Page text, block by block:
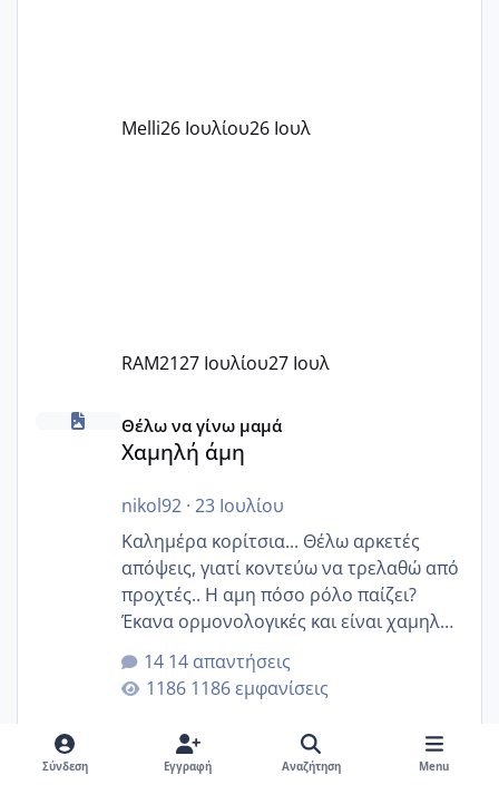
Εγώ πήγα σε έναν ιδιωτικό παιδικό στ
Melli26 Ιουλίου26 Ιουλ
RAM2127 Ιουλίου27 Ιουλ
Χαμηλή άμη
Θέλω να γίνω μαμά
Χαμηλή άμη
nikol92· 23 Ιουλίου
Καλημέρα κορίτσια... Θέλω αρκετές
απόψεις, γιατί κοντεύω να τρελαθώ από
προχτές.. Η αμη πόσο ρόλο παίζει?
Έκανα ορμονολογικές και είναι χαμηλή
για την ηλικία μου.. Είχα ήδη μια
εγκυμοσύνη, που έπρεπε να τερματιστεί
στην 27η εβδομάδα και προσπαθώ 7
μήνες ήδη και αρχίζω να αγχώνομαι με
το 1,18... Είμαι 33.. Κάποια που να έμεινε
14 απαντήσεις
1186 εμφανίσεις
Σύνδεση Εγγραφή Αναζήτηση Menu